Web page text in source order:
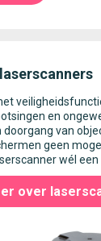
en
van
geen
wél een
over